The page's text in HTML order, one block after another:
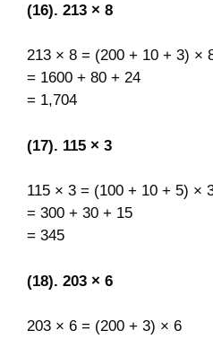
(16). 213 × 8
213 × 8 = (200 + 10 + 3) ×
= 1600 + 80 + 24
= 1,704
(17). 115 × 3
115 × 3 = (100 + 10 + 5) ×
= 300 + 30 + 15
= 345
(18). 203 × 6
203 × 6 = (200 + 3) × 6